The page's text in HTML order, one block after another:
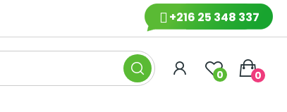
+216 25 348 337
0 0